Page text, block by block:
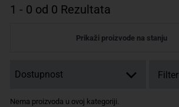
serijski
1 - 0 od 0 Rezultata
Prikaži proizvode na stanju
Filter
Nema proizvoda u ovoj kategoriji.